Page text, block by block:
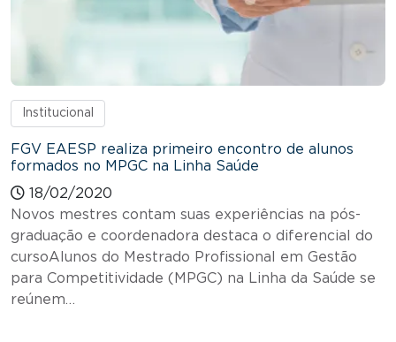
Institucional
FGV EAESP realiza primeiro encontro de alunos
formados no MPGC na Linha Saúde
18/02/2020
Novos mestres contam suas experiências na pós-
graduação e coordenadora destaca o diferencial do
cursoAlunos do Mestrado Profissional em Gestão
para Competitividade (MPGC) na Linha da Saúde se
reúnem…